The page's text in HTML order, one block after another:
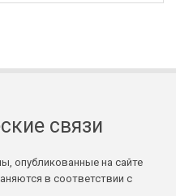
связи
опубликованные на сайте
в соответствии с